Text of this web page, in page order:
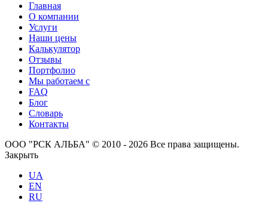
Главная
О компании
Услуги
Наши цены
Калькулятор
Отзывы
Портфолио
Мы работаем с
FAQ
Блог
Словарь
Контакты
ООО "РСК АЛЬБА" © 2010 - 2026 Все права защищены.
Закрыть
UA
EN
RU